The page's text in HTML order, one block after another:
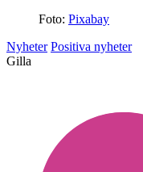
Foto: Pixabay
Nyheter Positiva nyheter
Gilla